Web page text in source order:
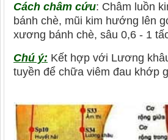
Cách châm cứu: Châm luồn
bánh chè, mũi kim hướng lên
xương bánh chè, sâu 0,6 - 1
Chú ý: Kết hợp với Lương
tuyền để chữa viêm đau khớp